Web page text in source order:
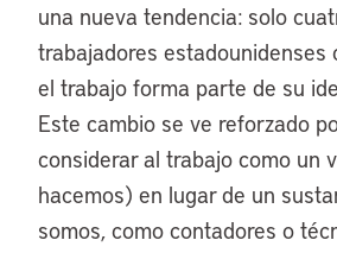
una nueva tendencia: solo
trabajadores estadounidenses
el trabajo forma parte de su
Este cambio se ve reforzado
considerar al trabajo como un
hacemos) en lugar de un
somos, como contadores o